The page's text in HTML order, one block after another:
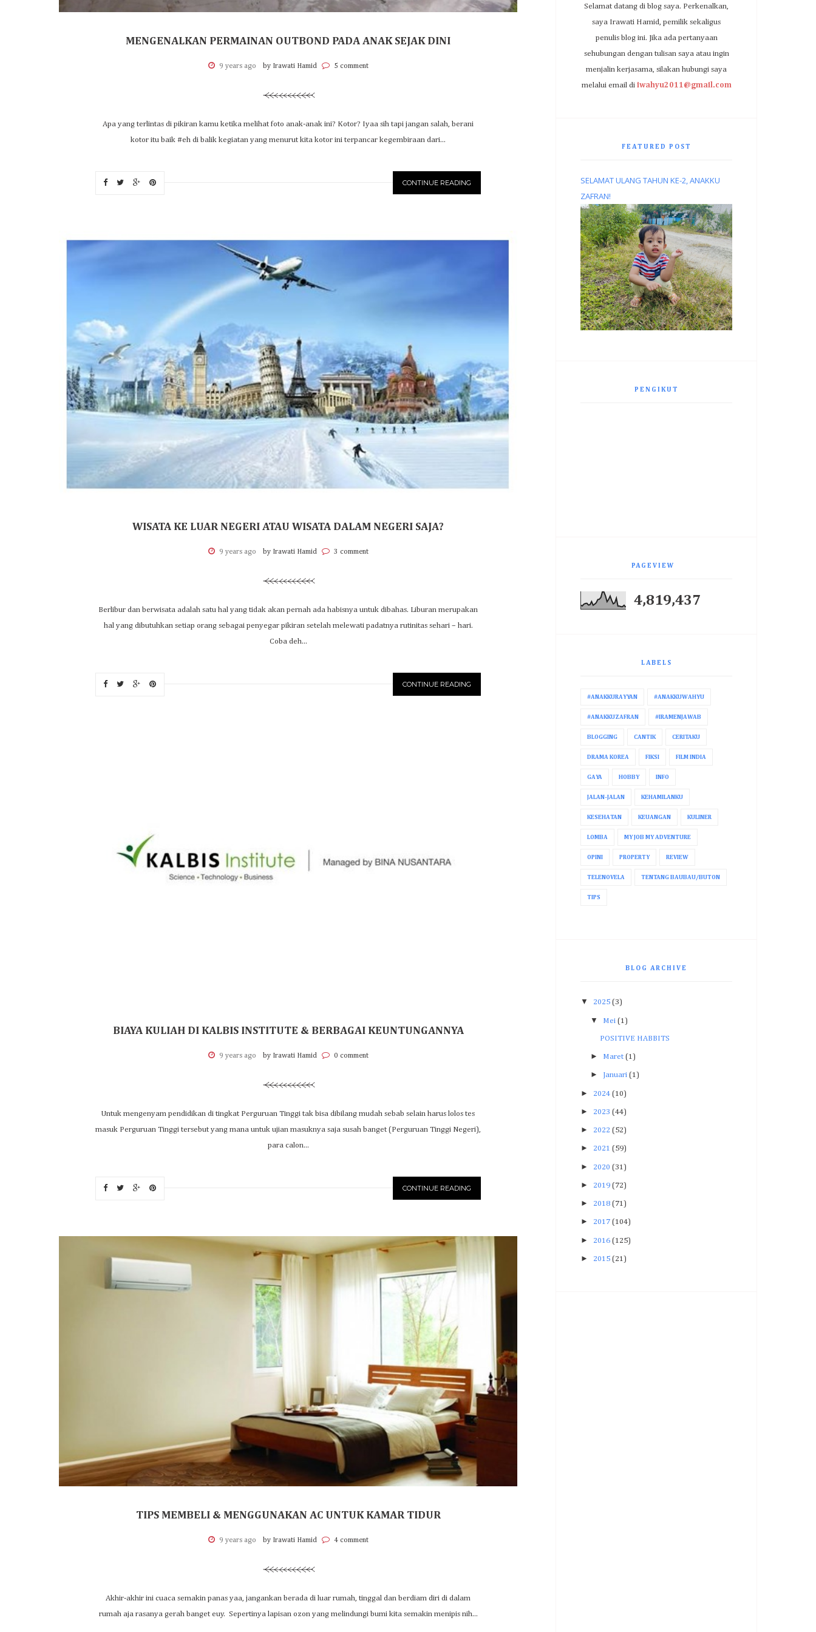
MENGENALKAN PERMAINAN OUTBOND PADA ANAK SEJAK DINI
9 years ago by Irawati Hamid 5 comment
Apa yang terlintas di pikiran kamu ketika melihat foto anak-anak ini? Kotor? Iyaa sih tapi jangan salah, berani
kotor itu baik #eh di balik kegiatan yang menurut kita kotor ini terpancar kegembiraan dari...
CONTINUE READING
WISATA KE LUAR NEGERI ATAU WISATA DALAM NEGERI SAJA?
9 years ago by Irawati Hamid 3 comment
Berlibur dan berwisata adalah satu hal yang tidak akan pernah ada habisnya untuk dibahas. Liburan merupakan
hal yang dibutuhkan setiap orang sebagai penyegar pikiran setelah melewati padatnya rutinitas sehari – hari.
Coba deh...
CONTINUE READING
BIAYA KULIAH DI KALBIS INSTITUTE & BERBAGAI KEUNTUNGANNYA
9 years ago by Irawati Hamid 0 comment
Untuk mengenyam pendidikan di tingkat Perguruan Tinggi tak bisa dibilang mudah sebab selain harus lolos tes
masuk Perguruan Tinggi tersebut yang mana untuk ujian masuknya saja susah banget (Perguruan Tinggi Negeri),
para calon...
CONTINUE READING
TIPS MEMBELI & MENGGUNAKAN AC UNTUK KAMAR TIDUR
9 years ago by Irawati Hamid 4 comment
Akhir-akhir ini cuaca semakin panas yaa, jangankan berada di luar rumah, tinggal dan berdiam diri di dalam
rumah aja rasanya gerah banget euy. Sepertinya lapisan ozon yang melindungi bumi kita semakin menipis nih...
Selamat datang di blog saya. Perkenalkan,
saya Irawati Hamid, pemilik sekaligus
penulis blog ini. Jika ada pertanyaan
sehubungan dengan tulisan saya atau ingin
menjalin kerjasama, silakan hubungi saya
melalui email di iwahyu2011@gmail.com
FEATURED POST
SELAMAT ULANG TAHUN KE-2, ANAKKU
ZAFRAN!
PENGIKUT
PAGEVIEW
4,819,437
LABELS
#ANAKKURAYYAN #ANAKKUWAHYU
#ANAKKUZAFRAN #IRAMENJAWAB
BLOGGING CANTIK CERITAKU
DRAMA KOREA FIKSI FILM INDIA
GAYA HOBBY INFO
JALAN-JALAN KEHAMILANKU
KESEHATAN KEUANGAN KULINER
LOMBA MY JOB MY ADVENTURE
OPINI PROPERTY REVIEW
TELENOVELA TENTANG BAUBAU/BUTON
TIPS
BLOG ARCHIVE
▼ 2025 (3)
▼ Mei (1)
POSITIVE HABBITS
► Maret (1)
► Januari (1)
► 2024 (10)
► 2023 (44)
► 2022 (52)
► 2021 (59)
► 2020 (31)
► 2019 (72)
► 2018 (71)
► 2017 (104)
► 2016 (125)
► 2015 (21)